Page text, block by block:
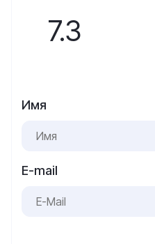
7.3
Имя
E-mail